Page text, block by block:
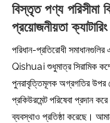
বিস্তৃত পণ্য পরিসীমা
প্রয়োজনীয়তা ক্যাটারিং
পরিধান-প্রতিরোধী
Qishuai শুধুমাত্র সিরামিক
পুনরাবৃত্তিমূলক অগ্রগতির উপর
প্রকিউরমেন্ট পরিষেবা প্রদান
ব্যবস্থাও প্রতিষ্ঠা করেছে।